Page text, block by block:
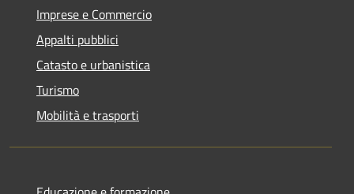
Imprese e Commercio
Appalti pubblici
Catasto e urbanistica
Turismo
Mobilità e trasporti